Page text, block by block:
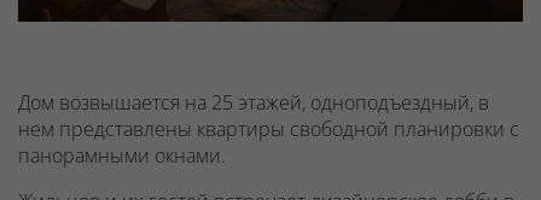
Дом возвышается на 25 этажей, одноподъездный, в
нем представлены квартиры свободной планировки с
панорамными окнами.